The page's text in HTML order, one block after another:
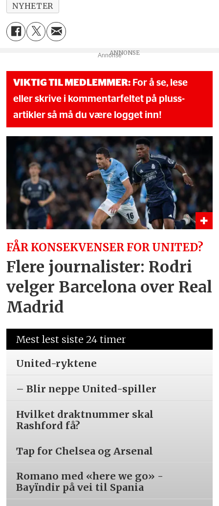
NYHETER
Annonse
VIKTIG TIL MEDLEMMER: For å se, lese
eller skrive i kommentarfeltet på pluss-
artikler så må du være logget inn!
FÅR KONSEKVENSER FOR UNITED?
Flere journalister: Rodri
velger Barcelona over Real
Madrid
Mest lest siste 24 timer
United-ryktene
– Blir neppe United-spiller
Hvilket draktnummer skal
Rashford få?
Tap for Chelsea og Arsenal
Romano med «here we go» -
Bayïndir på vei til Spania